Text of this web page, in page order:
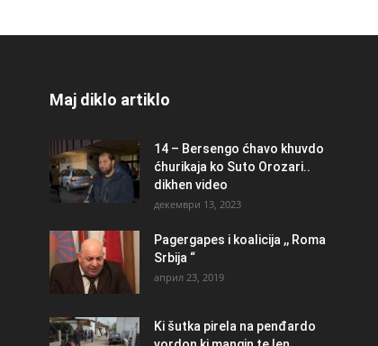
Maj diklo artiklo
14 – Bersengo ćhavo khuvdo
ćhurikaja ko Suto Orozari..
dikhen video
декември 13, 2023
Pagergapes i koalicija ,, Roma
Srbija “
април 23, 2019
Ki šutka pirela na penđardo